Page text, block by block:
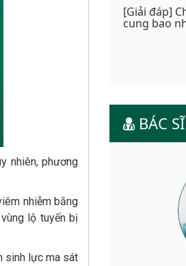
nhiên, phương
nhiễm bằng
lộ tuyến bị
sinh lực ma sát
[Giải đáp]
cung bao
BÁC